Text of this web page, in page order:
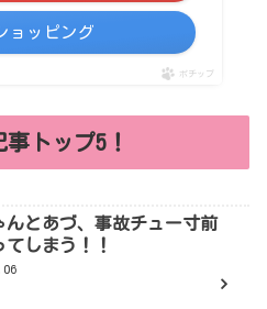
ョッピング
ポチップ
トップ5！
んとあづ、事故チュー寸前
てしまう！！